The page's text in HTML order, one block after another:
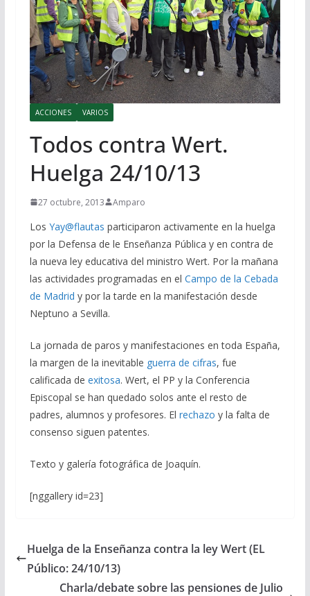
ACCIONES VARIOS
Todos contra Wert.
Huelga 24/10/13
27 octubre, 2013 Amparo
Los Yay@flautas participaron activamente en la huelga
por la Defensa de le Enseñanza Pública y en contra de
la nueva ley educativa del ministro Wert. Por la mañana
las actividades programadas en el Campo de la Cebada
de Madrid y por la tarde en la manifestación desde
Neptuno a Sevilla.
La jornada de paros y manifestaciones en toda España,
la margen de la inevitable guerra de cifras, fue
calificada de exitosa. Wert, el PP y la Conferencia
Episcopal se han quedado solos ante el resto de
padres, alumnos y profesores. El rechazo y la falta de
consenso siguen patentes.
Texto y galería fotográfica de Joaquín.
[nggallery id=23]
Huelga de la Enseñanza contra la ley Wert (EL
Público: 24/10/13)
Charla/debate sobre las pensiones de Julio